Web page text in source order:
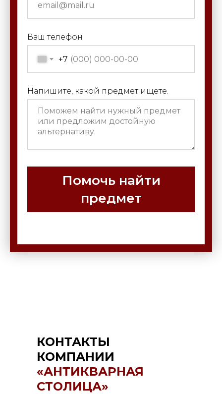
Ваш телефон
+7
Напишите, какой предмет ищете.
Помочь найти
предмет
КОНТАКТЫ
КОМПАНИИ
«АНТИКВАРНАЯ
СТОЛИЦА»